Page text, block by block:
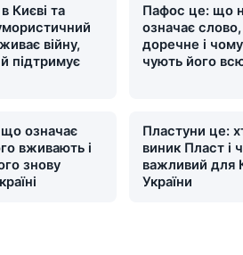
Києві та
війну,
підтримує
Пафос це: що
означає
доречне і
чують його
означає
вживають і
знову
Пластуни це:
виник Пласт і
важливий для
України